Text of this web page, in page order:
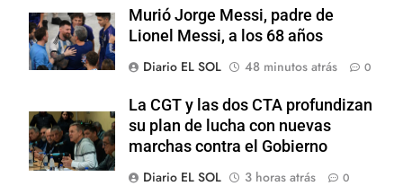
Murió Jorge Messi, padre de
Lionel Messi, a los 68 años
Diario EL SOL
48 minutos atrás 0
La CGT y las dos CTA profundizan
su plan de lucha con nuevas
marchas contra el Gobierno
Diario EL SOL
3 horas atrás 0